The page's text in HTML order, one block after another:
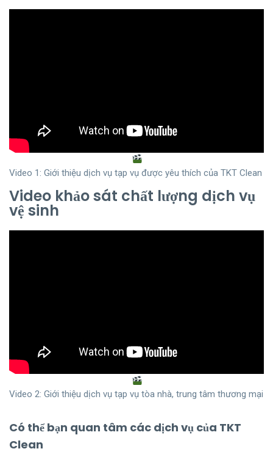
Video 1: Giới thiệu dịch vụ tạp vụ được yêu thích của TKT Clean
Video khảo sát chất lượng dịch vụ
vệ sinh
Video 2: Giới thiệu dịch vụ tạp vụ tòa nhà, trung tâm thương mại
Có thể bạn quan tâm các dịch vụ của TKT
Clean